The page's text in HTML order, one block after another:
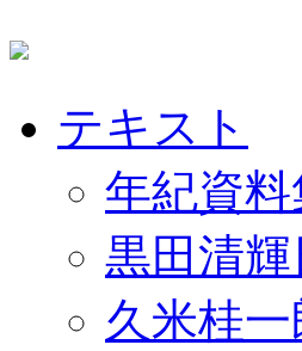
テキスト
年紀資料
黒田清
久米桂